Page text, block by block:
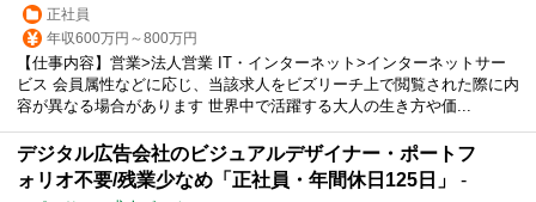
正社員
年収600万円～800万円
【仕事内容】営業>法人営業 IT・インターネット>インターネットサー
ビス 会員属性などに応じ、当該求人をビズリーチ上で閲覧された際に内
容が異なる場合があります 世界中で活躍する大人の生き方や価...
デジタル広告会社のビジュアルデザイナー・ポートフ
ォリオ不要/残業少なめ「正社員・年間休日125日」
-